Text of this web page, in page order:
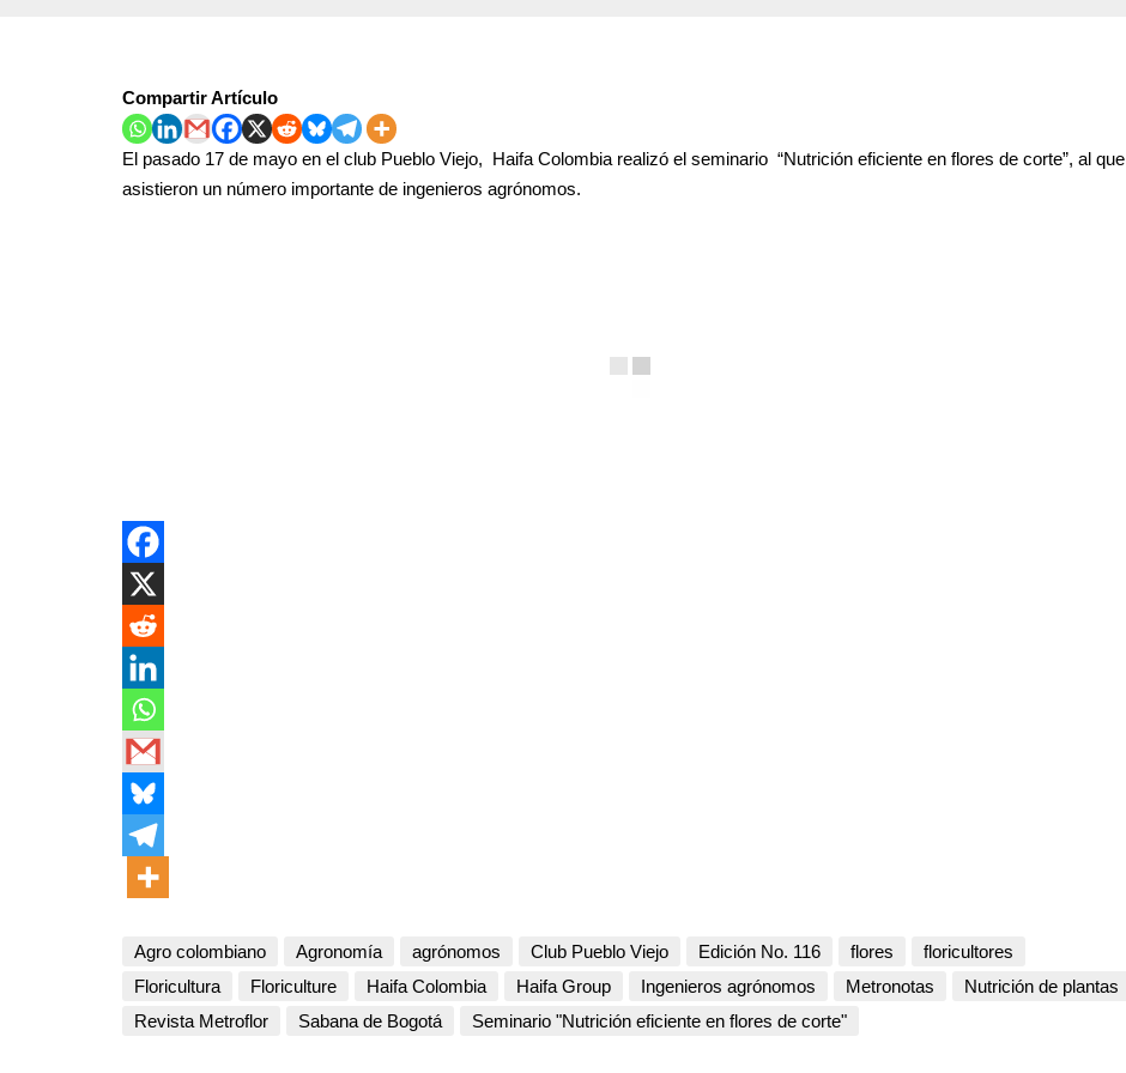
Compartir Artículo
El pasado 17 de mayo en el club Pueblo Viejo, Haifa Colombia realizó el seminario “Nutrición eficiente en flores de corte”, al que
asistieron un número importante de ingenieros agrónomos.
Agro colombiano Agronomía agrónomos Club Pueblo Viejo Edición No. 116 flores
floricultores
Floricultura
Floriculture Haifa Colombia Haifa Group Ingenieros agrónomos Metronotas
Nutrición de plantas
Revista Metroflor
Sabana de Bogotá Seminario "Nutrición eficiente en flores de corte"